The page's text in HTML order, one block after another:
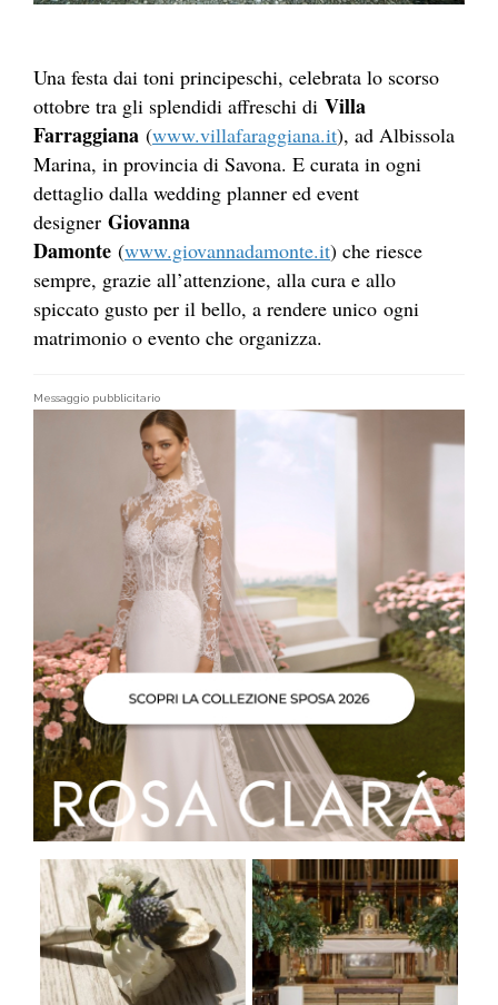
Una festa dai toni principeschi, celebrata lo scorso
ottobre tra gli splendidi affreschi di Villa
Farraggiana (www.villafaraggiana.it), ad Albissola
Marina, in provincia di Savona. E curata in ogni
dettaglio dalla wedding planner ed event
designer Giovanna
Damonte (www.giovannadamonte.it) che riesce
sempre, grazie all’attenzione, alla cura e allo
spiccato gusto per il bello, a rendere unico ogni
matrimonio o evento che organizza.
Messaggio pubblicitario